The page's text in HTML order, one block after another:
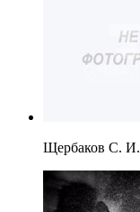
Щербаков С. И.